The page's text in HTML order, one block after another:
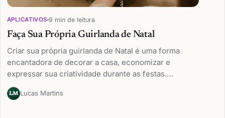
APLICATIVOS 9 min de leitura
Faça Sua Própria Guirlanda de Natal
Criar sua própria guirlanda de Natal é uma forma
encantadora de decorar a casa, economizar e
expressar sua criatividade durante as festas.…
LM Lucas Martins